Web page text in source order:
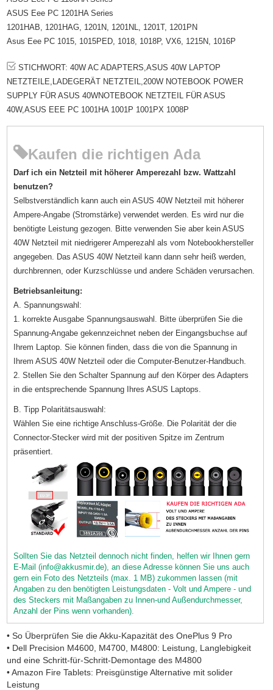
ASUS Eee PC 1201HA Series
1201HAB, 1201HAG, 1201N, 1201NL, 1201T, 1201PN
Asus Eee PC 1015, 1015PED, 1018, 1018P, VX6, 1215N, 1016P
STICHWORT: 40W AC ADAPTERS,ASUS 40W LAPTOP
NETZTEILE,LADEGERÄT NETZTEIL,200W NOTEBOOK POWER
SUPPLY FÜR ASUS 40WNOTEBOOK NETZTEIL FÜR ASUS
40W,ASUS EEE PC 1001HA 1001P 1001PX 1008P
Kaufen die richtigen Ada
Darf ich ein Netzteil mit höherer Amperezahl bzw. Wattzahl
benutzen?
Selbstverständlich kann auch ein ASUS 40W Netzteil mit höherer
Ampere-Angabe (Stromstärke) verwendet werden. Es wird nur die
benötigte Leistung gezogen. Bitte verwenden Sie aber kein ASUS
40W Netzteil mit niedrigerer Amperezahl als vom Notebookhersteller
angegeben. Das ASUS 40W Netzteil kann dann sehr heiß werden,
durchbrennen, oder Kurzschlüsse und andere Schäden verursachen.
Betriebsanleitung:
A. Spannungswahl:
1. korrekte Ausgabe Spannungsauswahl. Bitte überprüfen Sie die
Spannung-Angabe gekennzeichnet neben der Eingangsbuchse auf
Ihrem Laptop. Sie können finden, dass die von die Spannung in
Ihrem ASUS 40W Netzteil oder die Computer-Benutzer-Handbuch.
2. Stellen Sie den Schalter Spannung auf den Körper des Adapters
in die entsprechende Spannung Ihres ASUS Laptops.
B. Tipp Polaritätsauswahl:
Wählen Sie eine richtige Anschluss-Größe. Die Polarität der die
Connector-Stecker wird mit der positiven Spitze im Zentrum
präsentiert.
Sollten Sie das Netzteil dennoch nicht finden, helfen wir Ihnen gern
E-Mail (info@akkusmir.de), an diese Adresse können Sie uns auch
gern ein Foto des Netzteils (max. 1 MB) zukommen lassen (mit
Angaben zu den benötigten Leistungsdaten - Volt und Ampere - und
des Steckers mit Maßangaben zu Innen-und Außendurchmesser,
Anzahl der Pins wenn vorhanden).
• So Überprüfen Sie die Akku-Kapazität des OnePlus 9 Pro
• Dell Precision M4600, M4700, M4800: Leistung, Langlebigkeit
und eine Schritt-für-Schritt-Demontage des M4800
• Amazon Fire Tablets: Preisgünstige Alternative mit solider
Leistung